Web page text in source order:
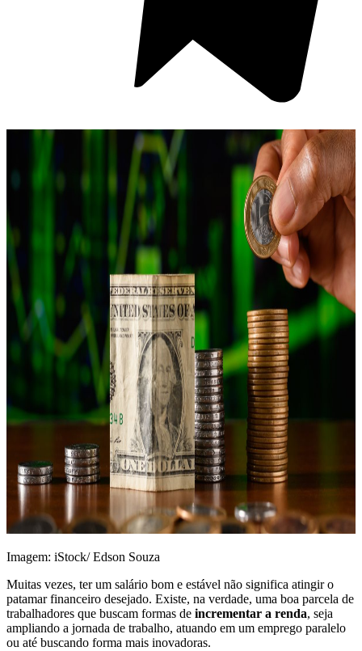
Imagem: iStock/ Edson Souza
Muitas vezes, ter um salário bom e estável não significa atingir o
patamar financeiro desejado. Existe, na verdade, uma boa parcela de
trabalhadores que buscam formas de incrementar a renda, seja
ampliando a jornada de trabalho, atuando em um emprego paralelo
ou até buscando forma mais inovadoras.